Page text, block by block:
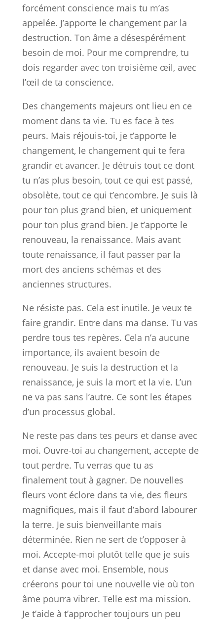
forcément conscience mais tu m’as
appelée. J’apporte le changement par la
destruction. Ton âme a désespérément
besoin de moi. Pour me comprendre, tu
dois regarder avec ton troisième œil, avec
l’œil de ta conscience.
Des changements majeurs ont lieu en ce
moment dans ta vie. Tu es face à tes
peurs. Mais réjouis-toi, je t’apporte le
changement, le changement qui te fera
grandir et avancer. Je détruis tout ce dont
tu n’as plus besoin, tout ce qui est passé,
obsolète, tout ce qui t’encombre. Je suis là
pour ton plus grand bien, et uniquement
pour ton plus grand bien. Je t’apporte le
renouveau, la renaissance. Mais avant
toute renaissance, il faut passer par la
mort des anciens schémas et des
anciennes structures.
Ne résiste pas. Cela est inutile. Je veux te
faire grandir. Entre dans ma danse. Tu vas
perdre tous tes repères. Cela n’a aucune
importance, ils avaient besoin de
renouveau. Je suis la destruction et la
renaissance, je suis la mort et la vie. L’un
ne va pas sans l’autre. Ce sont les étapes
d’un processus global.
Ne reste pas dans tes peurs et danse avec
moi. Ouvre-toi au changement, accepte de
tout perdre. Tu verras que tu as
finalement tout à gagner. De nouvelles
fleurs vont éclore dans ta vie, des fleurs
magnifiques, mais il faut d’abord labourer
la terre. Je suis bienveillante mais
déterminée. Rien ne sert de t’opposer à
moi. Accepte-moi plutôt telle que je suis
et danse avec moi. Ensemble, nous
créerons pour toi une nouvelle vie où ton
âme pourra vibrer. Telle est ma mission.
Je t’aide à t’approcher toujours un peu